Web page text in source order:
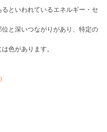
といわれているエネルギー・セ
と深いつながりがあり、特定の
色があります。